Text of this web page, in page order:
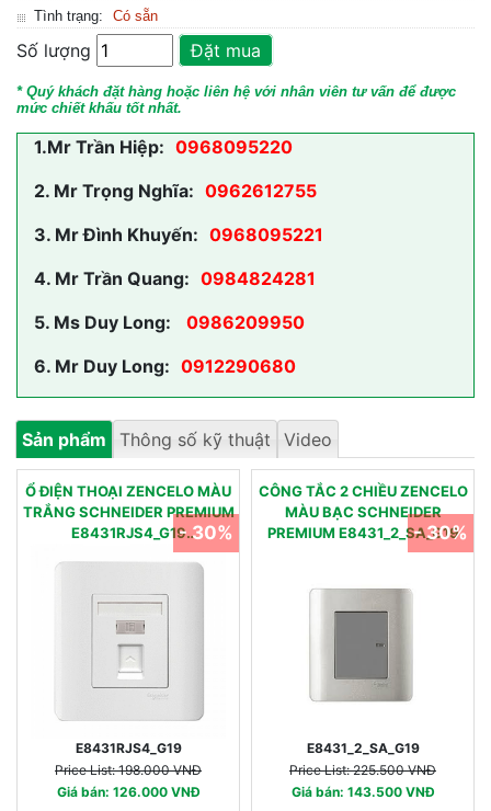
Tình trạng:
Có sẵn
Số lượng Đặt mua
* Quý khách đặt hàng hoặc liên hệ với nhân viên tư vấn để được
mức chiết khấu tốt nhất.
1.Mr Trần Hiệp: 0968095220
2. Mr Trọng Nghĩa: 0962612755
3. Mr Đình Khuyến: 0968095221
4. Mr Trần Quang: 0984824281
5. Ms Duy Long:
0986209950
6. Mr Duy Long: 0912290680
Sản phẩm Thông số kỹ thuật Video
Ổ ĐIỆN THOẠI ZENCELO MÀU
TRẮNG SCHNEIDER PREMIUM
E8431RJS4_G19
E8431RJS4_G19
E8431RJS4_G19
Price List: 198.000 VNĐ
Giá bán: 126.000 VNĐ
- 30%
CÔNG TẮC 2 CHIỀU ZENCELO
MÀU BẠC SCHNEIDER
PREMIUM E8431_2_SA_G19
E8431_2_SA_G19
Price List: 225.500 VNĐ
Giá bán: 143.500 VNĐ
- 30%